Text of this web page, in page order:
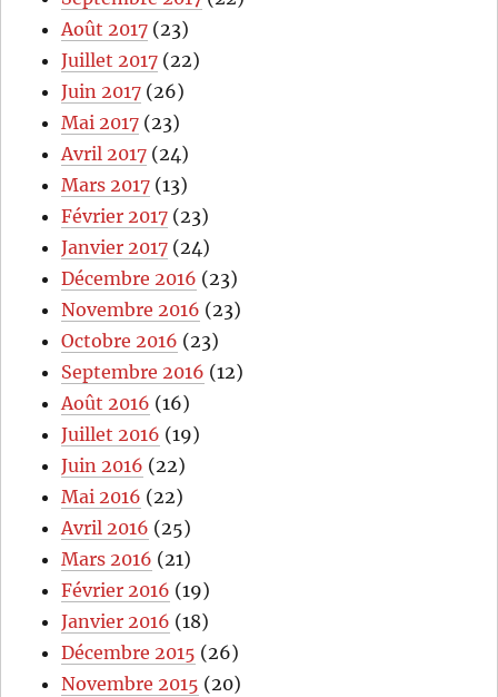
Août 2017 (23)
Juillet 2017 (22)
Juin 2017 (26)
Mai 2017 (23)
Avril 2017 (24)
Mars 2017 (13)
Février 2017 (23)
Janvier 2017 (24)
Décembre 2016 (23)
Novembre 2016 (23)
Octobre 2016 (23)
Septembre 2016 (12)
Août 2016 (16)
Juillet 2016 (19)
Juin 2016 (22)
Mai 2016 (22)
Avril 2016 (25)
Mars 2016 (21)
Février 2016 (19)
Janvier 2016 (18)
Décembre 2015 (26)
Novembre 2015 (20)